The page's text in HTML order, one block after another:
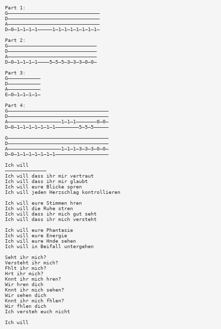
Part 1:
G———————————————————————————————
D———————————————————————————————
A———————————————————————————————
D—0—1—1—1—1—————1—1—1—1—1—1—1—1—
Part 2:
G——————————————————————————————
D——————————————————————————————
A——————————————————————————————
D—0—1—1—1—1————5—5—5—3—3—3—0—0—
Part 3:
G———————————
D———————————
A———————————
E—0—1—1—1—1—
Part 4:
G——————————————————————————————————
D——————————————————————————————————
A——————————————————1—1—1———————0—0—
D—0—1—1—1—1—1—1—1————————5—5—5—————
G——————————————————————————————————
D——————————————————————————————————
A——————————————————1—1—1—3—3—3—0—0—
D—0—1—1—1—1—1—1—1——————————————————
Ich will
——————————————
Ich will dass ihr mir vertraut
Ich will dass ihr mir glaubt
Ich will eure Blicke spren
Ich will jeden Herzschlag kontrollieren
Ich will eure Stimmen hren
Ich will die Ruhe stren
Ich will dass ihr mich gut seht
Ich will dass ihr mich versteht
Ich will eure Phantasie
Ich will eure Energie
Ich will eure Hnde sehen
Ich will in Beifall untergehen
Seht ihr mich?
Versteht ihr mich?
Fhlt ihr mich?
Hrt ihr mich?
Knnt ihr mich hren?
Wir hren dich
Knnt ihr mich sehen?
Wir sehen dich
Knnt ihr mich fhlen?
Wir fhlen dich
Ich versteh euch nicht
Ich will